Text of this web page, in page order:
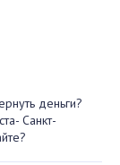
деньги?
Санкт-